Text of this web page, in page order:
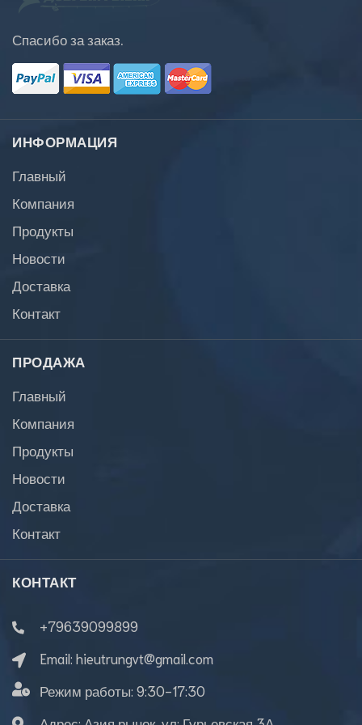
Спасибо за заказ.
ИНФОРМАЦИЯ
Главный
Компания
Продукты
Новости
Доставка
Контакт
ПРОДАЖА
Главный
Компания
Продукты
Новости
Доставка
Контакт
КОНТАКТ
+79639099899
Email: hieutrungvt@gmail.com
Режим работы: 9:30-17:30